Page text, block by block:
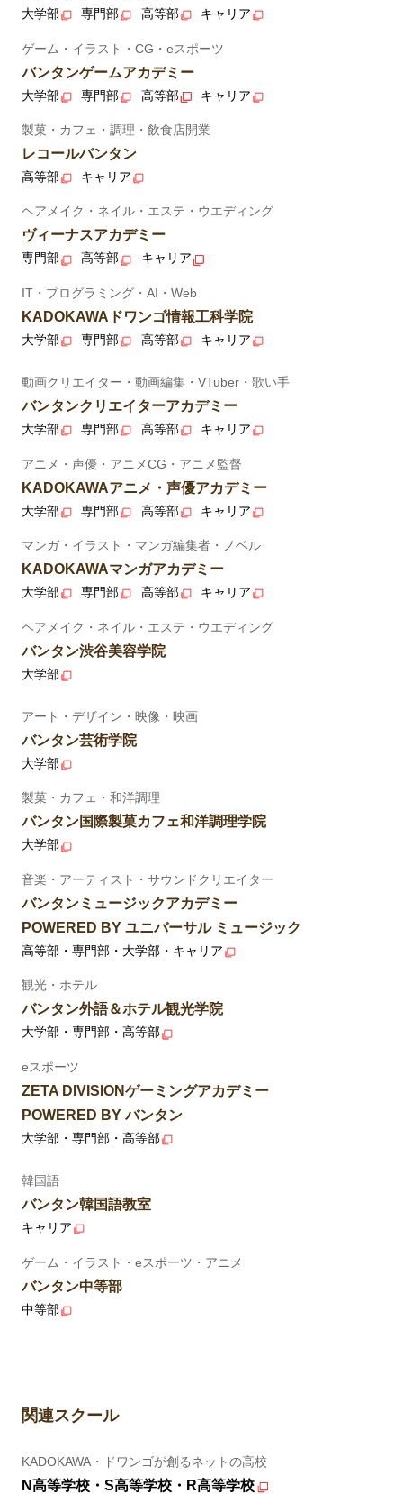
大学部 専門部 高等部 キャリア
ゲーム・イラスト・CG・eスポーツ
バンタンゲームアカデミー
大学部 専門部 高等部 キャリア
製菓・カフェ・調理・飲食店開業
レコールバンタン
高等部 キャリア
ヘアメイク・ネイル・エステ・ウエディング
ヴィーナスアカデミー
専門部 高等部 キャリア
IT・プログラミング・AI・Web
KADOKAWAドワンゴ情報工科学院
大学部 専門部 高等部 キャリア
動画クリエイター・動画編集・VTuber・歌い手
バンタンクリエイターアカデミー
大学部 専門部 高等部 キャリア
アニメ・声優・アニメCG・アニメ監督
KADOKAWAアニメ・声優アカデミー
大学部 専門部 高等部 キャリア
マンガ・イラスト・マンガ編集者・ノベル
KADOKAWAマンガアカデミー
大学部 専門部 高等部 キャリア
ヘアメイク・ネイル・エステ・ウエディング
バンタン渋谷美容学院
大学部
アート・デザイン・映像・映画
バンタン芸術学院
大学部
製菓・カフェ・和洋調理
バンタン国際製菓カフェ和洋調理学院
大学部
音楽・アーティスト・サウンドクリエイター
バンタンミュージックアカデミー
POWERED BY ユニバーサル ミュージック
高等部・専門部・大学部・キャリア
観光・ホテル
バンタン外語＆ホテル観光学院
大学部・専門部・高等部
eスポーツ
ZETA DIVISIONゲーミングアカデミー
POWERED BY バンタン
大学部・専門部・高等部
韓国語
バンタン韓国語教室
キャリア
ゲーム・イラスト・eスポーツ・アニメ
バンタン中等部
中等部
関連スクール
KADOKAWA・ドワンゴが創るネットの高校
N高等学校・S高等学校・R高等学校